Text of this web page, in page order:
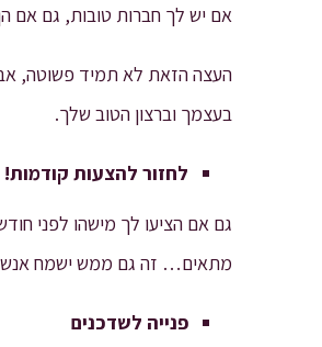
אם יש לך חברות טובות, גם אם הן
העצה הזאת לא תמיד פשוטה,
בעצמך וברצון הטוב שלך.
לחזור להצעות קודמות!
גם אם הציעו לך מישהו לפני
מתאים… זה גם ממש ישמח
פנייה לשדכנים